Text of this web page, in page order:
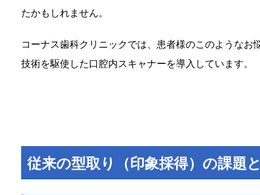
たかもしれません。
コーナス歯科クリニックでは、患者様のこのような
技術を駆使した口腔内スキャナーを導入しています。
従来の型取り（印象採得）の課題